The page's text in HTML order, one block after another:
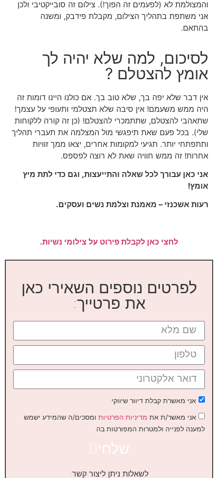
והמצולמת לא (לפעמים זה הפוך!). צילום זה סובייקטיבי ולכן
אני משתפת בתהליך הצילום, מקבלת פידבק, ומשנה
בהתאם.
לסיכום, למה שלא יהיה לך
אומץ להצטלם ?
אין דבר שלא יפה בך, שלא טוב בך. אם כולנו היינו דומות זה
היה ממש משעמם! אין סיבה שלא תצטלמי ותעופי על עצמך!
שתאהבי להצטלם, שתתמכרי להצטלם! (כן זה קורה ללקוחות
שלי). בכל פעם שאת תיפגשי מול המצלמה את תעברי תהליך
ותתפתחי יותר. תגיעי למקומות אחרים, יצאו ממך זוויות
אחרות! זה ממש חוויה שאת לא רוצה לפספס.
אני כאן עבורך לכל שאלה והתייעצות, וגם כדי לתת מיץ
אומץ!
רעות אשכנזי – מאמנת וצלמת נשים ועסקים.
לחצי כאן לקבלת פירוט על צילומי נשיות.
לפרטים נוספים השאירי כאן
את פרטייך:
אני מאשרת קבלת דיוור שיווקי
אני מאשר/ת את מדיניות הפרטיות ומסכים/ה שהמידע ישמש
למענה לפנייה ולמטרות המפורטות בה
שלחי
לשאלות ניתן ליצור קשר: